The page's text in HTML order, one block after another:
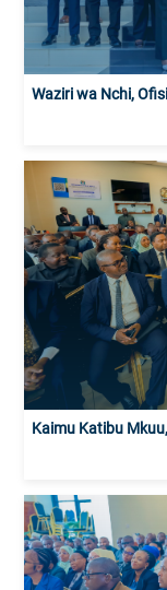
Waziri wa Nchi,
Kaimu Katibu